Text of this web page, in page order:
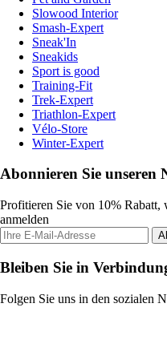
Slowood Interior
Smash-Expert
Sneak'In
Sneakids
Sport is good
Training-Fit
Trek-Expert
Triathlon-Expert
Vélo-Store
Winter-Expert
Abonnieren Sie unseren
Profitieren Sie von 10% Rabatt,
anmelden
Bleiben Sie in
Folgen Sie uns in den sozialen